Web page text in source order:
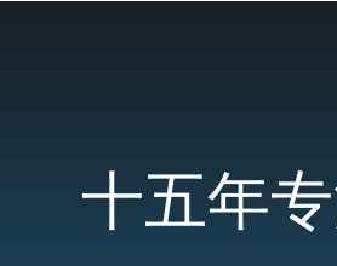
十五年